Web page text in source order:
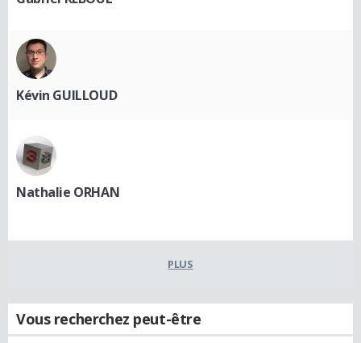
Kévin GUILLOUD
Nathalie ORHAN
PLUS
Vous recherchez peut-être